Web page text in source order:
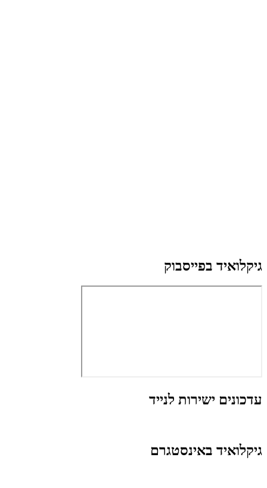
גיקלואיד בפייסבוק
עדכונים ישירות לנייד
גיקלואיד באינסטגרם